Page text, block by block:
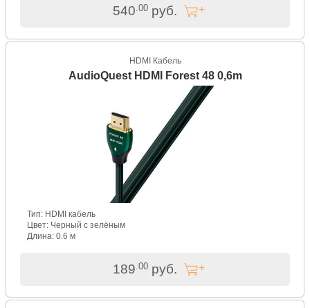
540 .00руб.
HDMI Кабель
AudioQuest HDMI Forest 48 0,6m
Тип: HDMI кабель
Цвет: Черный с зелёным
Длина: 0.6 м
189 .00руб.